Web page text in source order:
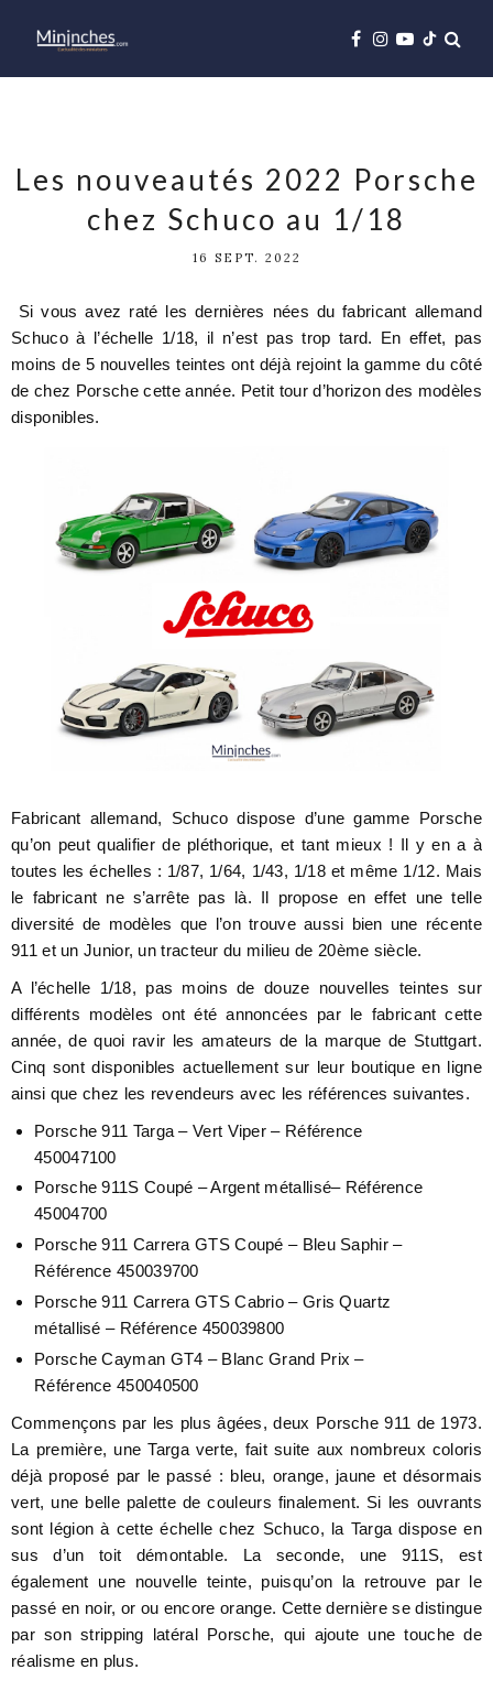
Les nouveautés 2022 Porsche
chez Schuco au 1/18
16 SEPT. 2022
Si vous avez raté les dernières nées du fabricant allemand
Schuco à l’échelle 1/18, il n’est pas trop tard. En effet, pas
moins de 5 nouvelles teintes ont déjà rejoint la gamme du côté
de chez Porsche cette année. Petit tour d’horizon des modèles
disponibles.
Fabricant allemand, Schuco dispose d’une gamme Porsche
qu’on peut qualifier de pléthorique, et tant mieux ! Il y en a à
toutes les échelles : 1/87, 1/64, 1/43, 1/18 et même 1/12. Mais
le fabricant ne s’arrête pas là. Il propose en effet une telle
diversité de modèles que l’on trouve aussi bien une récente
911 et un Junior, un tracteur du milieu de 20ème siècle.
A l’échelle 1/18, pas moins de douze nouvelles teintes sur
différents modèles ont été annoncées par le fabricant cette
année, de quoi ravir les amateurs de la marque de Stuttgart.
Cinq sont disponibles actuellement sur leur boutique en ligne
ainsi que chez les revendeurs avec les références suivantes.
Porsche 911 Targa – Vert Viper – Référence
450047100
Porsche 911S Coupé – Argent métallisé– Référence
45004700
Porsche 911 Carrera GTS Coupé – Bleu Saphir –
Référence 450039700
Porsche 911 Carrera GTS Cabrio – Gris Quartz
métallisé – Référence 450039800
Porsche Cayman GT4 – Blanc Grand Prix –
Référence 450040500
Commençons par les plus âgées, deux Porsche 911 de 1973.
La première, une Targa verte, fait suite aux nombreux coloris
déjà proposé par le passé : bleu, orange, jaune et désormais
vert, une belle palette de couleurs finalement. Si les ouvrants
sont légion à cette échelle chez Schuco, la Targa dispose en
sus d’un toit démontable. La seconde, une 911S, est
également une nouvelle teinte, puisqu’on la retrouve par le
passé en noir, or ou encore orange. Cette dernière se distingue
par son stripping latéral Porsche, qui ajoute une touche de
réalisme en plus.